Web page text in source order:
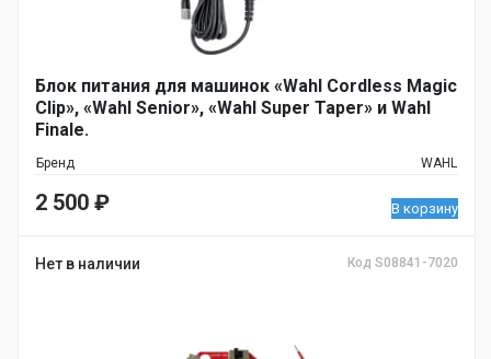
Блок питания для машинок «Wahl Cordless Magic
Clip», «Wahl Senior», «Wahl Super Taper» и Wahl
Finale.
Бренд WAHL
2 500 ₽ В корзину
Нет в наличии Код S08841-7020